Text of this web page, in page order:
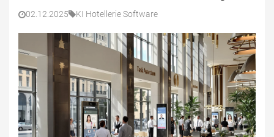
02.12.2025 KI Hotellerie Software